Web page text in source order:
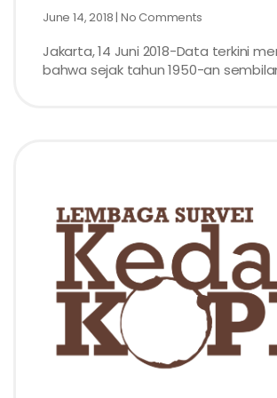
June 14, 2018 No Comments
Jakarta, 14 Juni 2018-Data terkini
bahwa sejak tahun 1950-an